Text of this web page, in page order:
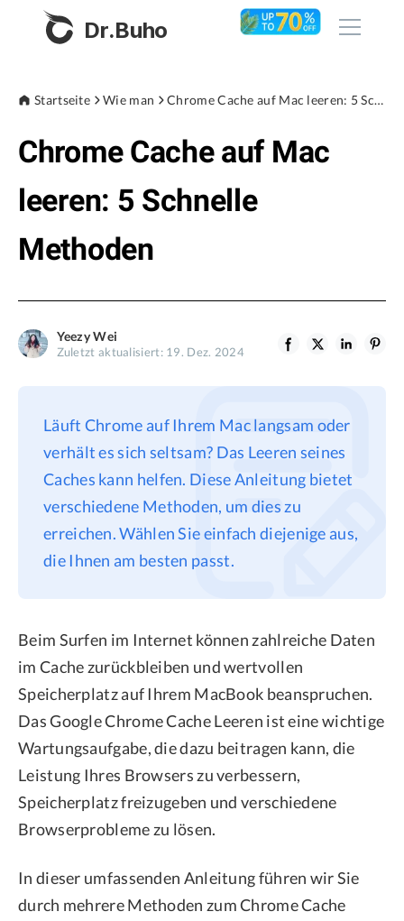
Dr.Buho
Produkte
BuhoCleaner
BuhoRepair
BuhoLaunchpad
Store
Blog
Datenschutz
Refund Policy
Startseite Wie man Chrome Cache auf Mac leeren: 5 Schnelle Methoden
Chrome Cache auf Mac
leeren: 5 Schnelle
Methoden
Yeezy Wei
Zuletzt aktualisiert: 19. Dez. 2024
Läuft Chrome auf Ihrem Mac langsam oder
verhält es sich seltsam? Das Leeren seines
Caches kann helfen. Diese Anleitung bietet
verschiedene Methoden, um dies zu
erreichen. Wählen Sie einfach diejenige aus,
die Ihnen am besten passt.
Beim Surfen im Internet können zahlreiche Daten
im Cache zurückbleiben und wertvollen
Speicherplatz auf Ihrem MacBook beanspruchen.
Das Google Chrome Cache Leeren ist eine wichtige
Wartungsaufgabe, die dazu beitragen kann, die
Leistung Ihres Browsers zu verbessern,
Speicherplatz freizugeben und verschiedene
Browserprobleme zu lösen.
In dieser umfassenden Anleitung führen wir Sie
durch mehrere Methoden zum Chrome Cache